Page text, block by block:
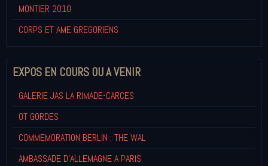
MONTIER 2010
CORPS ET AME GREGORIENS
EXPOS EN COURS OU A VENIR
GALERIE JAS LA RIMADE-CARCES
OT GORDES
COMMEMORATION BERLIN : THE WAL
AMBASSADE D'ALLEMAGNE A PARIS